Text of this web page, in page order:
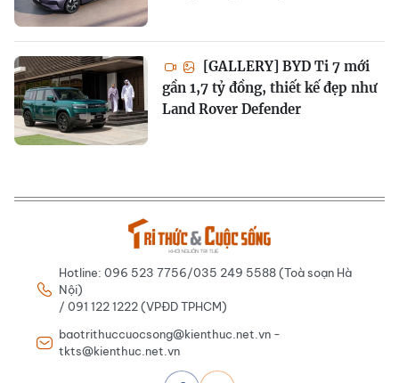
[GALLERY] BYD Ti 7 mới
gần 1,7 tỷ đồng, thiết kế đẹp như
Land Rover Defender
Hotline: 096 523 7756/035 249 5588 (Toà soạn Hà
Nội)
/ 091 122 1222 (VPĐD TPHCM)
baotrithuccuocsong@kienthuc.net.vn -
tkts@kienthuc.net.vn